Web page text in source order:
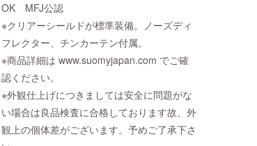
OK MFJ公認
※クリアーシールドが標準装備。ノーズディ
フレクター、チンカーテン付属。
※商品詳細は www.suomyjapan.com でご確
認ください。
※外観仕上げにつきましては安全に問題がな
い場合は良品検査に合格しております故、外
観上の個体差がございます。予めご了承下さ